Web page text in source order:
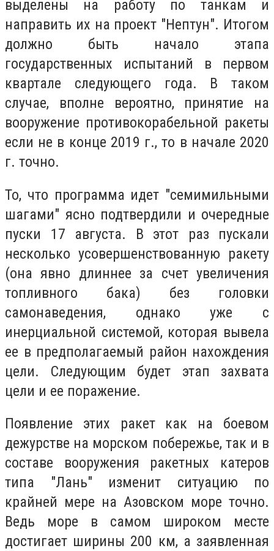
выделены на работу по танкам и
направить их на проект "Нептун". Итогом
должно быть начало этапа
государственных испытаний в первом
квартале следующего года. В таком
случае, вполне вероятно, принятие на
вооружение противокорабельной ракеты
если не в конце 2019 г., то в начале 2020
г. точно.
То, что программа идет "семимильными
шагами" ясно подтвердили и очередные
пуски 17 августа. В этот раз пускали
несколько усовершенствованную ракету
(она явно длиннее за счет увеличения
топливного бака) без головки
самонаведения, однако уже с
инерциальной системой, которая вывела
ее в предполагаемый район нахождения
цели. Следующим будет этап захвата
цели и ее поражение.
Появление этих ракет как на боевом
дежурстве на морском побережье, так и в
составе вооружения ракетных катеров
типа "Лань" изменит ситуацию по
крайней мере на Азовском море точно.
Ведь море в самом широком месте
достигает ширины 200 км, а заявленная